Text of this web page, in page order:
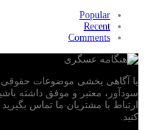
Popular
Recent
Comments
سودآور، معتبر و موفق داشته
ارتباط با مشتریان ما تماس
کنید.